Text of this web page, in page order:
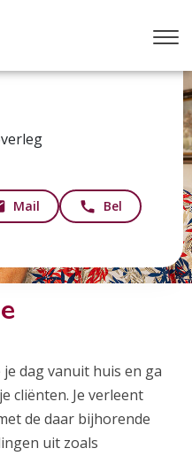
Mail Bel
dag vanuit huis en ga
cliënten. Je verleent
de daar bijhorende
uit zoals